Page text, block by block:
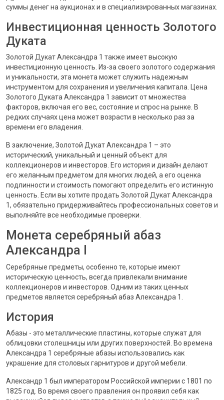
суммы денег на аукционах и в специализированных магазинах.
Инвестиционная ценность Золотого
Дуката
Золотой Дукат Александра 1 также имеет высокую
инвестиционную ценность. Из-за своего золотого содержания
и уникальности, эта монета может служить надежным
инструментом для сохранения и увеличения капитала. Цена
Золотого Дуката Александра 1 зависит от множества
факторов, включая его вес, состояние и спрос на рынке. В
редких случаях цена может возрасти в несколько раз за
времени его владения.
В заключение, Золотой Дукат Александра 1 – это
исторический, уникальный и ценный объект для
коллекционеров и инвесторов. Его история и дизайн делают
его желанным предметом для многих людей, а его оценка
подлинности и стоимость помогают определить его истинную
ценность. Если вы хотите продать Золотой Дукат Александра
1, обязательно придерживайтесь профессиональных советов и
выполняйте все необходимые проверки.
Монета серебряный абаз
Александра I
Серебряные предметы, особенно те, которые имеют
историческую ценность, всегда привлекали внимание
коллекционеров и инвесторов. Одним из таких ценных
предметов является серебряный абаз Александра 1.
История
Абазы - это металлические пластины, которые служат для
облицовки столешницы или других поверхностей. Во времена
Александра 1 серебряные абазы использовались как
украшение для столовых гарнитуров и другой мебели.
Александр 1 был императором Российской империи с 1801 по
1825 год. Во время своего правления он проявил себя как